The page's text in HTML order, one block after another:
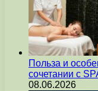
Польза и
сочетании с
08.06.2026